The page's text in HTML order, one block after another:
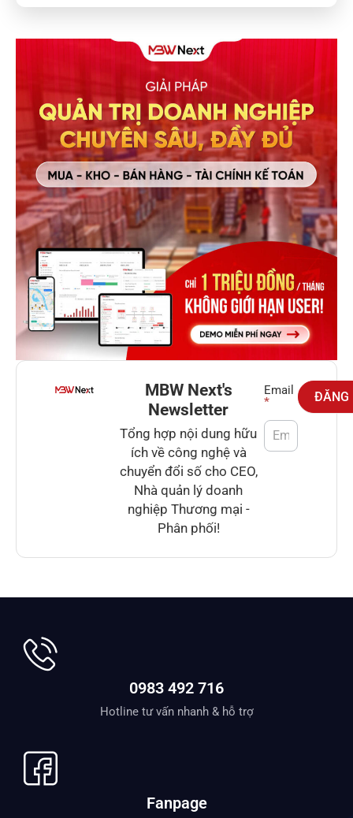
MBW Next's
Newsletter
Tổng hợp nội dung hữu
ích về công nghệ và
chuyển đổi số cho CEO,
Nhà quản lý doanh
nghiệp Thương mại -
Phân phối!
Newsletter
Email
*
ĐĂNG
0983 492 716
Hotline tư vấn nhanh & hỗ trợ
Fanpage